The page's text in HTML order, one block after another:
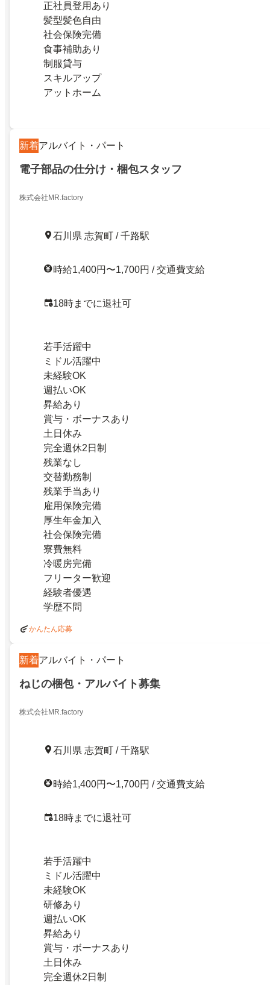
正社員登用あり
髪型髪色自由
社会保険完備
食事補助あり
制服貸与
スキルアップ
アットホーム
新着アルバイト・パート
電子部品の仕分け・梱包スタッフ
株式会社MR.factory
石川県 志賀町 / 千路駅
時給1,400円〜1,700円 / 交通費支給
18時までに退社可
若手活躍中
ミドル活躍中
未経験OK
週払いOK
昇給あり
賞与・ボーナスあり
土日休み
完全週休2日制
残業なし
交替勤務制
残業手当あり
雇用保険完備
厚生年金加入
社会保険完備
寮費無料
冷暖房完備
フリーター歓迎
経験者優遇
学歴不問
かんたん応募
新着アルバイト・パート
ねじの梱包・アルバイト募集
株式会社MR.factory
石川県 志賀町 / 千路駅
時給1,400円〜1,700円 / 交通費支給
18時までに退社可
若手活躍中
ミドル活躍中
未経験OK
研修あり
週払いOK
昇給あり
賞与・ボーナスあり
土日休み
完全週休2日制